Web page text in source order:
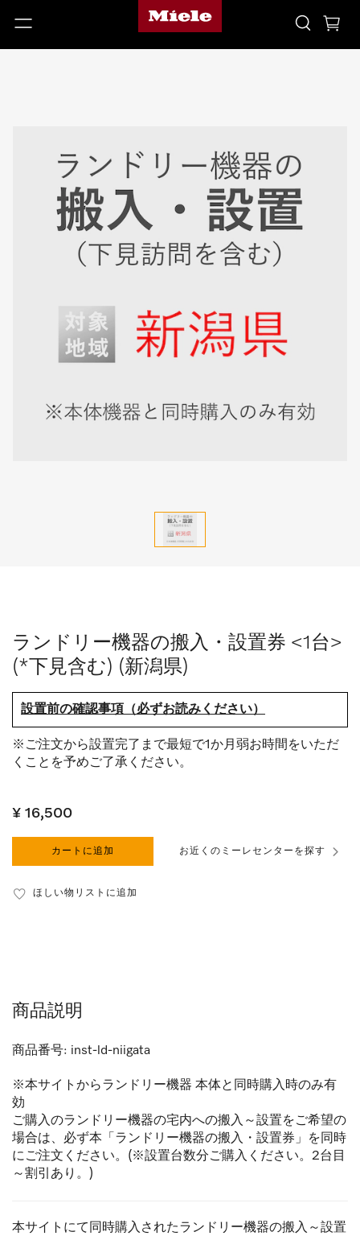
ランドリー機器の搬入・設置券 <1台>
(*下見含む) (新潟県)
設置前の確認事項（必ずお読みください）
※ご注文から設置完了まで最短で1か月弱お時間をいただ
くことを予めご了承ください。
¥ 16,500
カートに追加 お近くのミーレセンターを探す
ほしい物リストに追加
商品説明
商品番号: inst-ld-niigata
※本サイトからランドリー機器 本体と同時購入時のみ有
効
ご購入のランドリー機器の宅内への搬入～設置をご希望の
場合は、必ず本「ランドリー機器の搬入・設置券」を同時
にご注文ください。(※設置台数分ご購入ください。2台目
～割引あり。)
本サイトにて同時購入されたランドリー機器の搬入～設置